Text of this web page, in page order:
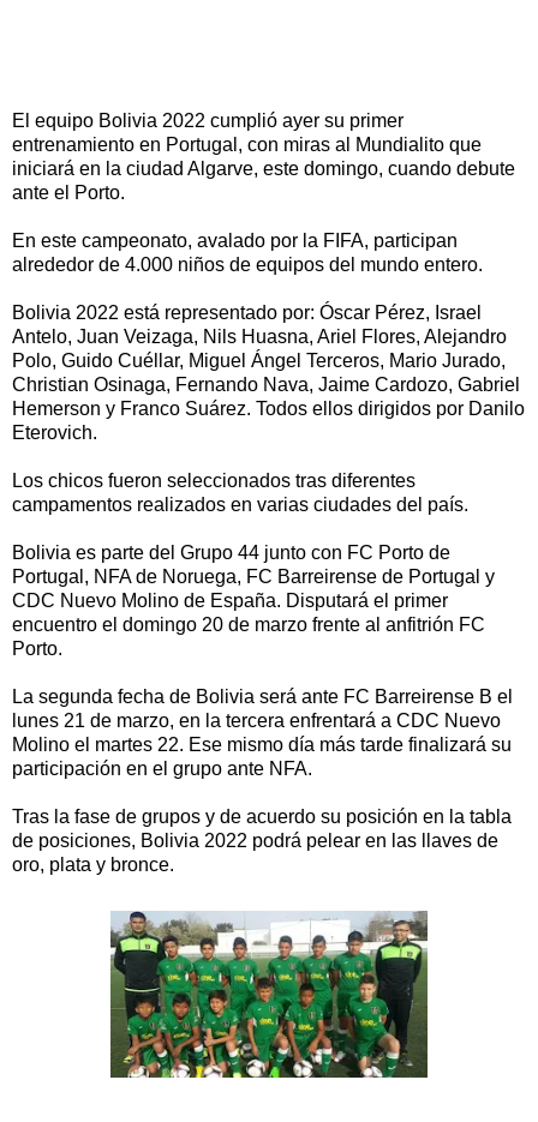
El equipo Bolivia 2022 cumplió ayer su primer
entrenamiento en Portugal, con miras al Mundialito que
iniciará en la ciudad Algarve, este domingo, cuando debute
ante el Porto.
En este campeonato, avalado por la FIFA, participan
alrededor de 4.000 niños de equipos del mundo entero.
Bolivia 2022 está representado por: Óscar Pérez, Israel
Antelo, Juan Veizaga, Nils Huasna, Ariel Flores, Alejandro
Polo, Guido Cuéllar, Miguel Ángel Terceros, Mario Jurado,
Christian Osinaga, Fernando Nava, Jaime Cardozo, Gabriel
Hemerson y Franco Suárez. Todos ellos dirigidos por Danilo
Eterovich.
Los chicos fueron seleccionados tras diferentes
campamentos realizados en varias ciudades del país.
Bolivia es parte del Grupo 44 junto con FC Porto de
Portugal, NFA de Noruega, FC Barreirense de Portugal y
CDC Nuevo Molino de España. Disputará el primer
encuentro el domingo 20 de marzo frente al anfitrión FC
Porto.
La segunda fecha de Bolivia será ante FC Barreirense B el
lunes 21 de marzo, en la tercera enfrentará a CDC Nuevo
Molino el martes 22. Ese mismo día más tarde finalizará su
participación en el grupo ante NFA.
Tras la fase de grupos y de acuerdo su posición en la tabla
de posiciones, Bolivia 2022 podrá pelear en las llaves de
oro, plata y bronce.